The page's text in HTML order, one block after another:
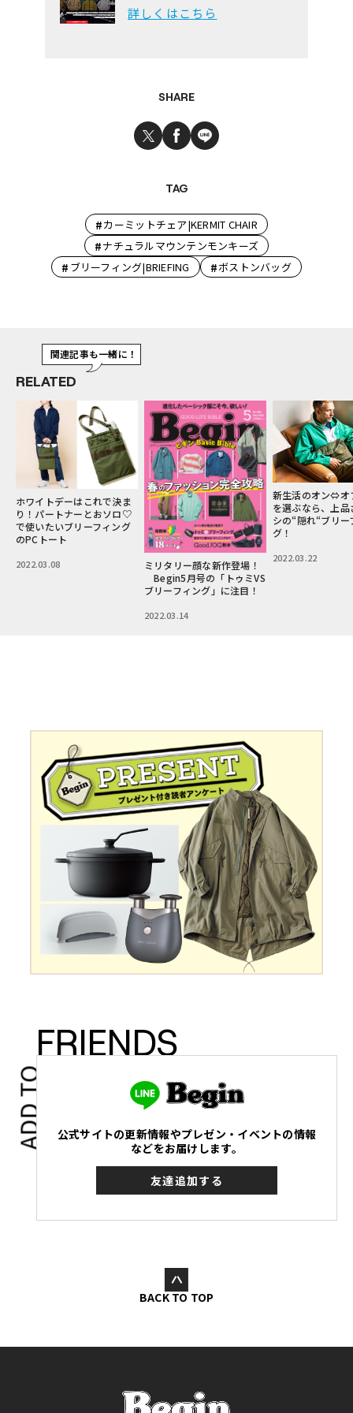
詳しくはこちら
SHARE
TAG
#カーミットチェア|KERMIT CHAIR
#ナチュラルマウンテンモンキーズ
# ブリーフィング|BRIEFING #ボストンバッグ
RELATED
関連記事も一緒に！
ミリタリー顔な新作登場！
新生活のオン⇔オフカバン
を選ぶなら、上品さマシマ
シの“隠れ“ブリーフィン
グ！
2022.03.22
【ごちゃつき解消
カジバッグの雄【
ィング】との別注
ェット類もスッ
2022.03.24
ADD TO
FRIENDS
公式サイトの更新情報やプレゼン・イベントの情報
などをお届けします。
友達追加する
BACK TO TOP